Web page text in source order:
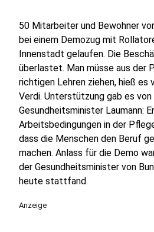
50 Mitarbeiter und Bewohner
bei einem Demozug mit
Innenstadt gelaufen. Die
überlastet. Man müsse aus der
richtigen Lehren ziehen, hieß es
Verdi. Unterstützung gab es von
Gesundheitsminister Laumann:
Arbeitsbedingungen in der
dass die Menschen den Beruf
machen. Anlass für die Demo
der Gesundheitsminister von
heute stattfand.
Anzeige